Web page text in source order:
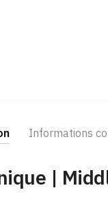
Informations
|